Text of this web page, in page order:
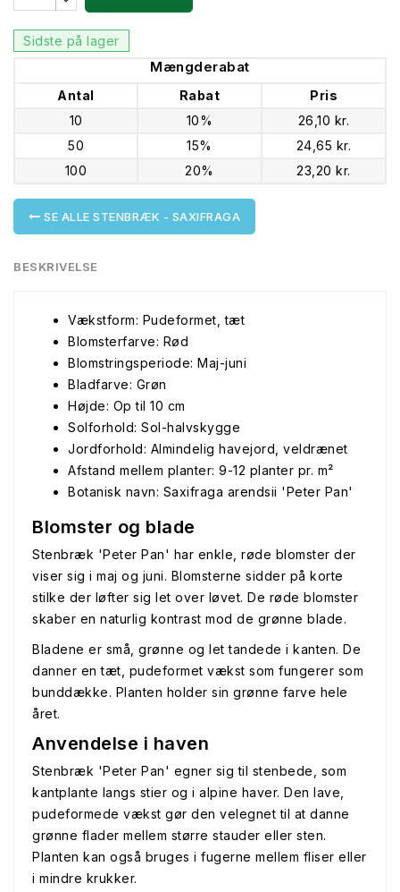
Sidste på lager
Mængderabat
Antal Rabat
Pris
10
10%
26,10 kr.
50
15%
24,65 kr.
100
20% 23,20 kr.
SE ALLE STENBRÆK - SAXIFRAGA
BESKRIVELSE
Vækstform: Pudeformet, tæt
Blomsterfarve: Rød
Blomstringsperiode: Maj-juni
Bladfarve: Grøn
Højde: Op til 10 cm
Solforhold: Sol-halvskygge
Jordforhold: Almindelig havejord, veldrænet
Afstand mellem planter: 9-12 planter pr. m²
Botanisk navn: Saxifraga arendsii 'Peter Pan'
Blomster og blade
Stenbræk 'Peter Pan' har enkle, røde blomster der
viser sig i maj og juni. Blomsterne sidder på korte
stilke der løfter sig let over løvet. De røde blomster
skaber en naturlig kontrast mod de grønne blade.
Bladene er små, grønne og let tandede i kanten. De
danner en tæt, pudeformet vækst som fungerer som
bunddække. Planten holder sin grønne farve hele
året.
Anvendelse i haven
Stenbræk 'Peter Pan' egner sig til stenbede, som
kantplante langs stier og i alpine haver. Den lave,
pudeformede vækst gør den velegnet til at danne
grønne flader mellem større stauder eller sten.
Planten kan også bruges i fugerne mellem fliser eller
i mindre krukker.